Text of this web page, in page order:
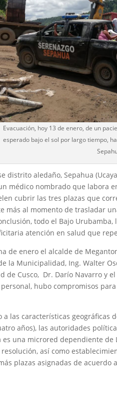
Evacuación, hoy 13 de enero, de un
esperado bajo el sol por largo tiempo,
distrito aledaño, Sepahua
médico nombrado que labora
cubrir las tres plazas que
más al momento de trasladar
todo el Bajo
atención en salud que
de enero el alcalde de
la Municipalidad, Ing. Walter
de Cusco, Dr. Darío Navarro y
hubo compromisos
a las características
años), las autoridades
una microred dependiente de
así como
plazas asignadas de acuerdo